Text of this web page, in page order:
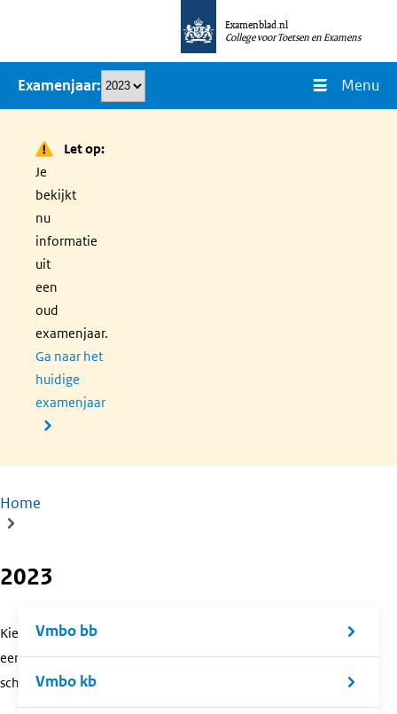
naar
inhoud
Examenblad.nl
College voor Toetsen en Examens
Examenjaar Menu
Let op:
Je
bekijkt
nu
informatie
uit
een
oud
examenjaar.
Ga naar het
huidige
examenjaar
Kruimelpad
Home
2023
Kies
een
schoolsoort.
Vmbo bb
Vmbo kb